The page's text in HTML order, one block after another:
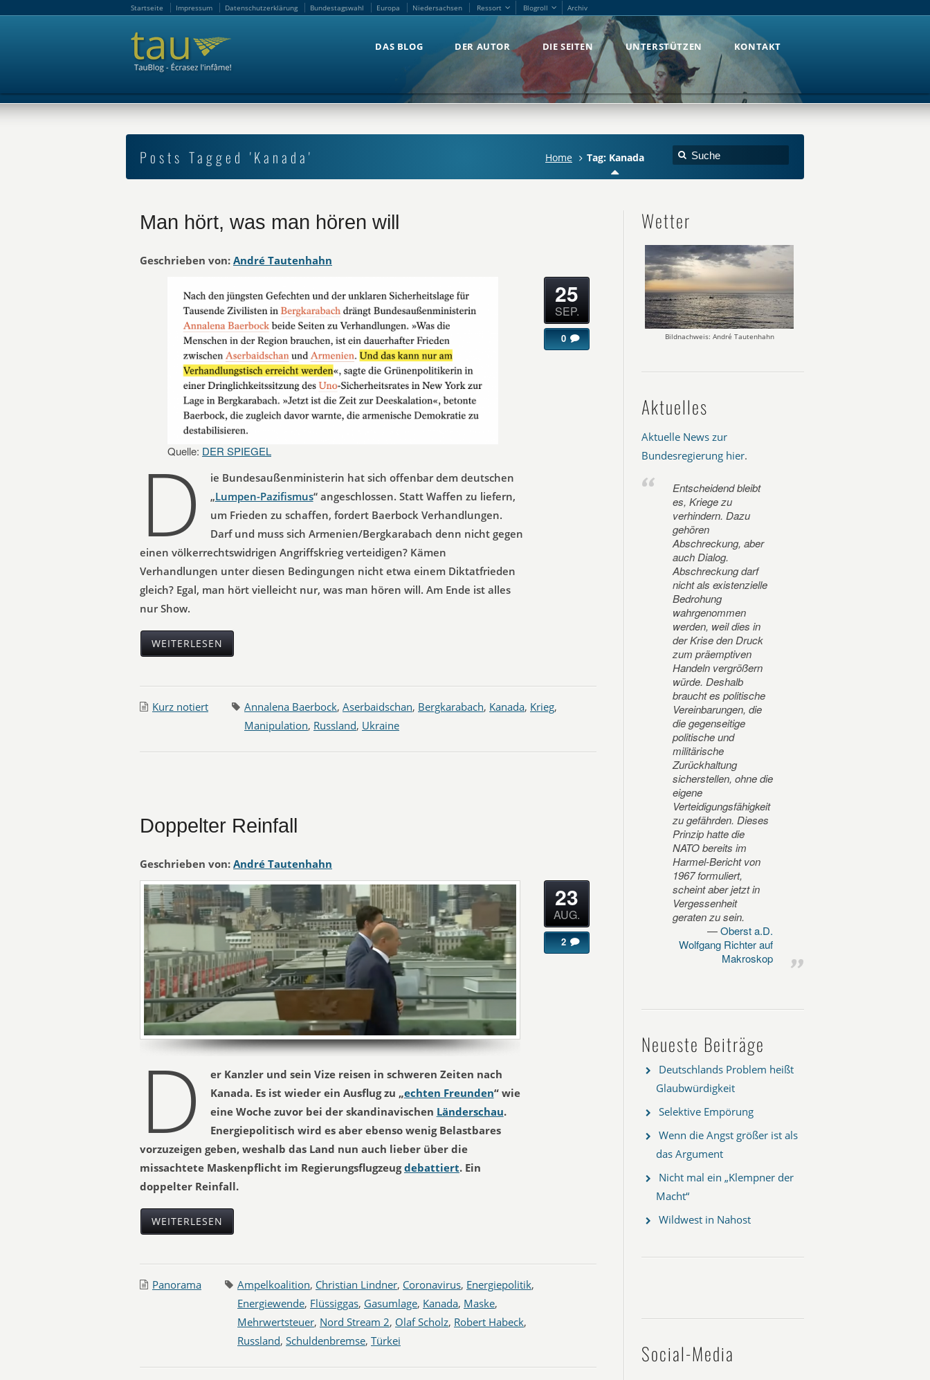
Startseite Impressum Datenschutzerklärung Bundestagswahl Europa Niedersachsen Ressort Blogroll Archiv
DAS BLOG DER AUTOR DIE SEITEN UNTERSTÜTZEN KONTAKT
Posts Tagged 'Kanada' Home Tag: Kanada
Man hört, was man hören will
Geschrieben von: André Tautenhahn
Quelle: DER SPIEGEL
D
ie Bundesaußenministerin hat sich offenbar dem deutschen
„Lumpen-Pazifismus“ angeschlossen. Statt Waffen zu liefern,
um Frieden zu schaffen, fordert Baerbock Verhandlungen.
Darf und muss sich Armenien/Bergkarabach denn nicht gegen
einen völkerrechtswidrigen Angriffskrieg verteidigen? Kämen
Verhandlungen unter diesen Bedingungen nicht etwa einem Diktatfrieden
gleich? Egal, man hört vielleicht nur, was man hören will. Am Ende ist alles
nur Show.
WEITERLESEN
25
SEP.
0
Kurz notiert Annalena Baerbock, Aserbaidschan, Bergkarabach, Kanada, Krieg,
Manipulation, Russland, Ukraine
Doppelter Reinfall
Geschrieben von: André Tautenhahn
D
er Kanzler und sein Vize reisen in schweren Zeiten nach
Kanada. Es ist wieder ein Ausflug zu „echten Freunden“ wie
eine Woche zuvor bei der skandinavischen Länderschau.
Energiepolitisch wird es aber ebenso wenig Belastbares
vorzuzeigen geben, weshalb das Land nun auch lieber über die
missachtete Maskenpflicht im Regierungsflugzeugdebattiert. Ein
doppelter Reinfall.
WEITERLESEN
23
AUG.
2
Panorama Ampelkoalition, Christian Lindner, Coronavirus, Energiepolitik,
Energiewende, Flüssiggas, Gasumlage, Kanada, Maske,
Mehrwertsteuer, Nord Stream 2, Olaf Scholz, Robert Habeck,
Russland, Schuldenbremse, Türkei
Wetter
Bildnachweis: André Tautenhahn
Aktuelles
Aktuelle News zur
Bundesregierung hier.
Entscheidend bleibt
es, Kriege zu
verhindern. Dazu
gehören
Abschreckung, aber
auch Dialog.
Abschreckung darf
nicht als existenzielle
Bedrohung
wahrgenommen
werden, weil dies in
der Krise den Druck
zum präemptiven
Handeln vergrößern
würde. Deshalb
braucht es politische
Vereinbarungen, die
die gegenseitige
politische und
militärische
Zurückhaltung
sicherstellen, ohne die
eigene
Verteidigungsfähigkeit
zu gefährden. Dieses
Prinzip hatte die
NATO bereits im
Harmel-Bericht von
1967 formuliert,
scheint aber jetzt in
Vergessenheit
geraten zu sein.
Oberst a.D.
Wolfgang Richter auf
Makroskop
Neueste Beiträge
Deutschlands Problem heißt
Glaubwürdigkeit
Selektive Empörung
Wenn die Angst größer ist als
das Argument
Nicht mal ein „Klempner der
Macht“
Wildwest in Nahost
Social-Media
Startseite Impressum Datenschutzerklärung Bundestagswahl Europa Niedersachsen Ressort Blogroll Archiv
DAS BLOG DER AUTOR DIE SEITEN UNTERSTÜTZEN KONTAKT